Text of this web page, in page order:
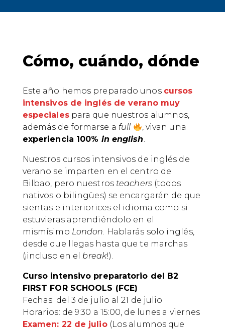
Cómo, cuándo, dónde
Este año hemos preparado unos cursos
intensivos de inglés de verano muy
especialespara que nuestros alumnos,
además de formarse a full
, vivan una
experiencia 100% in english.
Nuestros cursos intensivos de inglés de
verano se imparten en el centro de
Bilbao, pero nuestros teachers (todos
nativos o bilingües) se encargarán de que
sientas e interiorices el idioma como si
estuvieras aprendiéndolo en el
mismísimo London. Hablarás solo inglés,
desde que llegas hasta que te marchas
(¡incluso en el break!).
Curso intensivo preparatorio del B2
FIRST FOR SCHOOLS (FCE)
Fechas: del 3 de julio al 21 de julio
Horarios: de 9:30 a 15:00, de lunes a viernes
Examen: 22 de julio(Los alumnos que